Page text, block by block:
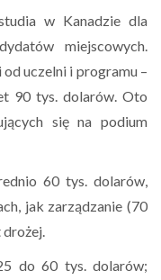
studia w Kanadzie dla
miejscowych.
od uczelni i programu –
90 tys. dolarów. Oto
się na podium
60 tys. dolarów,
jak zarządzanie (70
do 60 tys. dolarów;